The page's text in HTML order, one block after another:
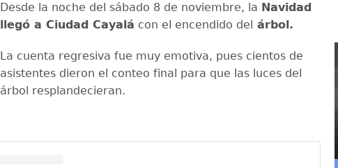
Desde la noche del sábado 8 de noviembre, la Navidad
llegó a Ciudad Cayalá con el encendido del árbol.
La cuenta regresiva fue muy emotiva, pues cientos de
asistentes dieron el conteo final para que las luces del
árbol resplandecieran.